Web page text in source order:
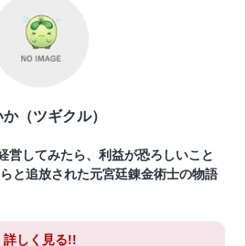
か（ツギクル）
営してみたら、利益が恐ろしいこと
と追放された元宮廷錬金術士の物語
詳しく見る!!